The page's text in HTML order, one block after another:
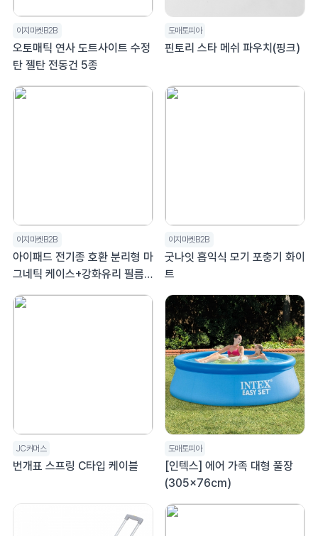
이지마켓B2B
오토매틱 연사 도트사이트 수정
탄 젤탄 전동건 5종
도매토피아
핀토리 스타 메쉬 파우치(핑크)
이지마켓B2B
아이패드 전기종 호환 분리형 마
그네틱 케이스+강화유리 필름 1
매
이지마켓B2B
굿나잇 흡익식 모기 포충기 화이
트
JC커머스
번개표 스프링 C타입 케이블
도매토피아
[인텍스] 에어 가족 대형 풀장
(305x76cm)